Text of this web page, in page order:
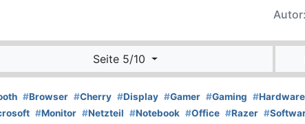
Seite 5/10
#Browser #Cherry #Display #Gamer #Gaming #Hardware
#Monitor #Netzteil #Notebook #Office #Razer #